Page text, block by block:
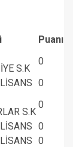
Puanı
S.K
0
0
S.K
0
0
0